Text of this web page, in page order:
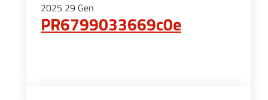
2025 29 Gen
PR6799033669c0e